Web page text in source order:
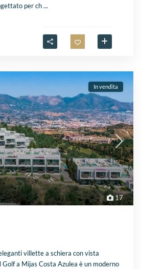
per ch...
17
In vendita
villette a schiera con vista
Golf a Mijas Costa Azulea è un moderno